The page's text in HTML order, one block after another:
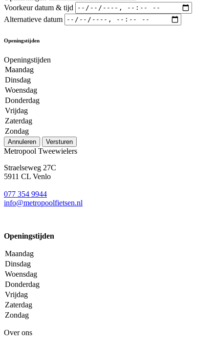
Voorkeur datum & tijd
Alternatieve datum
Openingstijden
Openingstijden
Maandag
Dinsdag
Woensdag
Donderdag
Vrijdag
Zaterdag
Zondag
Annuleren Versturen
Metropool Tweewielers
Straelseweg 27C
5911 CL Venlo
077 354 9944
info@metropoolfietsen.nl
Openingstijden
Maandag
Dinsdag
Woensdag
Donderdag
Vrijdag
Zaterdag
Zondag
Over ons